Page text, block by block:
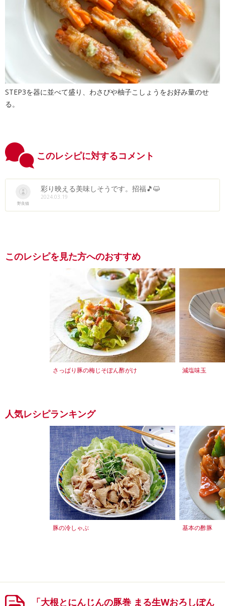
STEP3を器に並べて盛り、わさびや柚子こしょうをお好み量のせ
る。
このレシピに対するコメント
野良猫
彩り映える美味しそうです。招福🎵😺
2024.03.19
このレシピを見た方へのおすすめ
さっぱり豚の梅じそぽん酢がけ 減塩味玉
人気レシピランキング
豚の冷しゃぶ 基本の酢豚
「大根とにんじんの豚巻 まる生Wおろしぽん